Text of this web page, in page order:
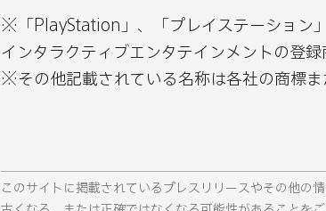
※「PlayStation」、「プレイステーション
インタラクティブエンタテインメントの登録
※その他記載されている名称は各社の商標ま
このサイトに掲載されているプレスリリースやその他の